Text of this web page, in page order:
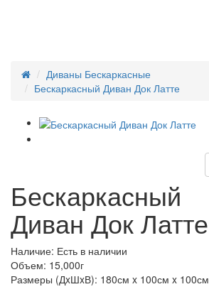
Диваны Бескаркасные
Бескаркасный Диван Док Латте
Бескаркасный
Диван Док Латте
Наличие: Есть в наличии
Объем: 15,000г
Размеры (ДxШxВ): 180см x 100см x 100см